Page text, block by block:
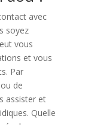
avec
soyez
vous
et vous
Par
de
assister et
Quelle